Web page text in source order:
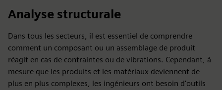
Analyse structurale
Dans tous les secteurs, il est essentiel de comprendre
comment un composant ou un assemblage de produit
réagit en cas de contraintes ou de vibrations. Cependant, à
mesure que les produits et les matériaux deviennent de
plus en plus complexes, les ingénieurs ont besoin d'outils